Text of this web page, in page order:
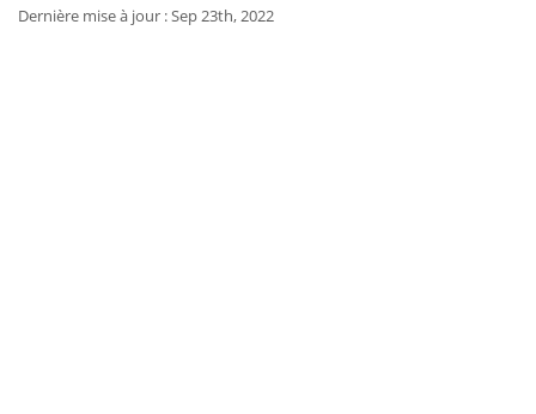
Dernière mise à jour : Sep 23th, 2022